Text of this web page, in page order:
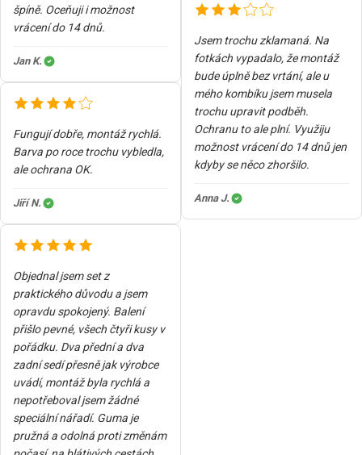
špíně. Oceňuji i možnost
vrácení do 14 dnů.
Jan K.
Fungují dobře, montáž rychlá.
Barva po roce trochu vybledla,
ale ochrana OK.
Jiří N.
Objednal jsem set z
praktického důvodu a jsem
opravdu spokojený. Balení
přišlo pevné, všech čtyři kusy v
pořádku. Dva přední a dva
zadní sedí přesně jak výrobce
uvádí, montáž byla rychlá a
nepotřeboval jsem žádné
speciální nářadí. Guma je
pružná a odolná proti změnám
Jsem trochu zklamaná. Na
fotkách vypadalo, že montáž
bude úplně bez vrtání, ale u
mého kombíku jsem musela
trochu upravit podběh.
Ochranu to ale plní. Využiju
možnost vrácení do 14 dnů jen
kdyby se něco zhoršilo.
Anna J.